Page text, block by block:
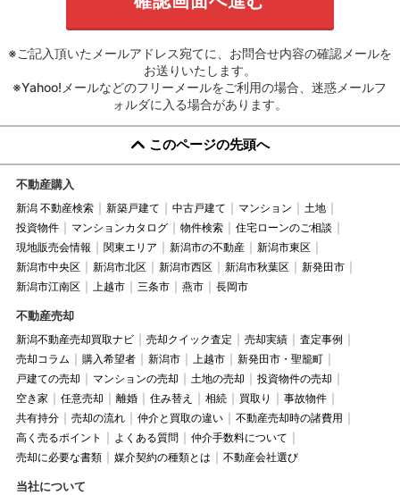
※ご記入頂いたメールアドレス宛てに、お問合せ内容の確認メールを
お送りいたします。
※Yahoo!メールなどのフリーメールをご利用の場合、迷惑メールフ
ォルダに入る場合があります。
このページの先頭へ
不動産購入
新潟 不動産検索 新築戸建て 中古戸建て マンション
土地
投資物件
マンションカタログ 物件検索
住宅ローンのご相談
現地販売会情報
関東エリア 新潟市の不動産
新潟市東区
新潟市中央区
新潟市北区 新潟市西区 新潟市秋葉区
新発田市
新潟市江南区
上越市 三条市 燕市 長岡市
不動産売却
新潟不動産売却買取ナビ 売却クイック査定 売却実績
査定事例
売却コラム
購入希望者 新潟市 上越市
新発田市・聖籠町
戸建ての売却
マンションの売却 土地の売却
投資物件の売却
空き家
任意売却 離婚 住み替え 相続 買取り
事故物件
共有持分
売却の流れ 仲介と買取の違い
不動産売却時の諸費用
高く売るポイント
よくある質問
仲介手数料について
売却に必要な書類
媒介契約の種類とは 不動産会社選び
当社について